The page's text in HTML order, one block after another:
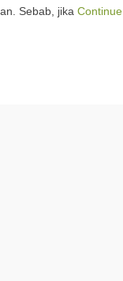
Sebab, jika Continue